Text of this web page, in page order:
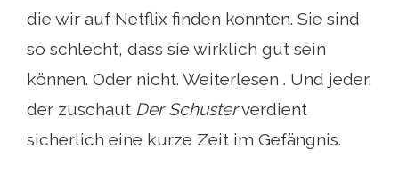
die wir auf Netflix finden konnten. Sie sind
so schlecht, dass sie wirklich gut sein
können. Oder nicht. Weiterlesen . Und jeder,
der zuschaut Der Schusterverdient
sicherlich eine kurze Zeit im Gefängnis.